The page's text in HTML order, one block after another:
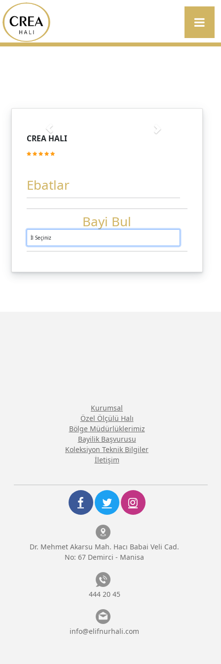
CREA HALI
Ebatlar
Bayi Bul
Kurumsal
Özel Ölçülü Halı
Bölge Müdürlüklerimiz
Bayilik Başvurusu
Koleksiyon Teknik Bilgiler
İletişim
Dr. Mehmet Akarsu Mah. Hacı Babai Veli Cad.
No: 67 Demirci - Manisa
444 20 45
info@elifnurhali.com